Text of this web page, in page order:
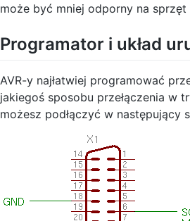
może być mniej odporny na sprzęt
Programator i układ
AVR-y najłatwiej programować
jakiegoś sposobu przełączenia w
możesz podłączyć w następujący